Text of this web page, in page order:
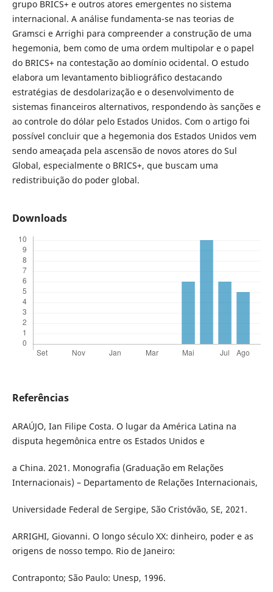
grupo BRICS+ e outros atores emergentes no sistema
internacional. A análise fundamenta-se nas teorias de
Gramsci e Arrighi para compreender a construção de uma
hegemonia, bem como de uma ordem multipolar e o papel
do BRICS+ na contestação ao domínio ocidental. O estudo
elabora um levantamento bibliográfico destacando
estratégias de desdolarização e o desenvolvimento de
sistemas financeiros alternativos, respondendo às sanções e
ao controle do dólar pelo Estados Unidos. Com o artigo foi
possível concluir que a hegemonia dos Estados Unidos vem
sendo ameaçada pela ascensão de novos atores do Sul
Global, especialmente o BRICS+, que buscam uma
redistribuição do poder global.
Downloads
Referências
ARAÚJO, Ian Filipe Costa. O lugar da América Latina na
disputa hegemônica entre os Estados Unidos e
a China. 2021. Monografia (Graduação em Relações
Internacionais) – Departamento de Relações Internacionais,
Universidade Federal de Sergipe, São Cristóvão, SE, 2021.
ARRIGHI, Giovanni. O longo século XX: dinheiro, poder e as
origens de nosso tempo. Rio de Janeiro:
Contraponto; São Paulo: Unesp, 1996.